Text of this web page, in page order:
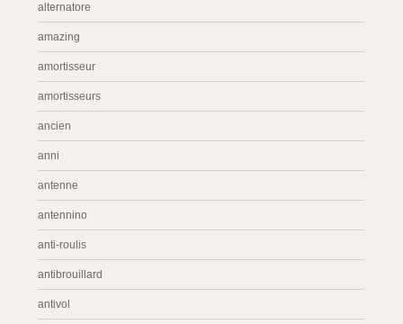
alternatore
amazing
amortisseur
amortisseurs
ancien
anni
antenne
antennino
anti-roulis
antibrouillard
antivol